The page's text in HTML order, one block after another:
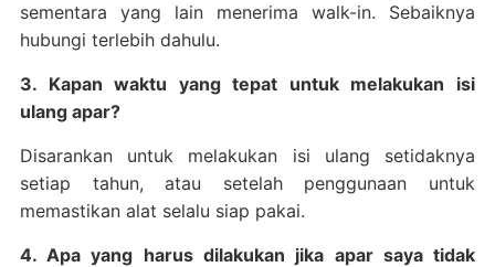
sementara yang lain menerima walk-in. Sebaiknya
hubungi terlebih dahulu.
3. Kapan waktu yang tepat untuk melakukan isi
ulang apar?
Disarankan untuk melakukan isi ulang setidaknya
setiap tahun, atau setelah penggunaan untuk
memastikan alat selalu siap pakai.
4. Apa yang harus dilakukan jika apar saya tidak